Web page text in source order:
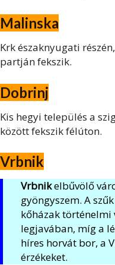
Malinska
Krk északnyugati
partján fekszik.
Dobrinj
Kis hegyi település a
között fekszik félúton.
Vrbnik
Vrbnikelbűvölő
gyöngyszem. A
kőházak történelmi
legjavában, míg a
híres horvát bor, a
érzékeket.